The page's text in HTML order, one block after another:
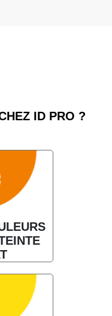
ID PRO ?